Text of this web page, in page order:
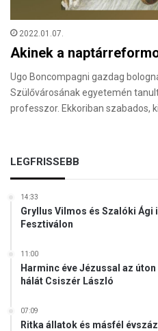
2022.01.07.
Akinek a
Ugo Boncompagni gazdag
Szülővárosának egyetemén
professzor. Ekkoriban szabados,
LEGFRISSEBB
14:33
Gryllus Vilmos és Szalóki Ági
Fesztiválon
11:00
Harminc éve Jézussal az
hálát Csiszér László
07:09
Ritka állatok és másfél